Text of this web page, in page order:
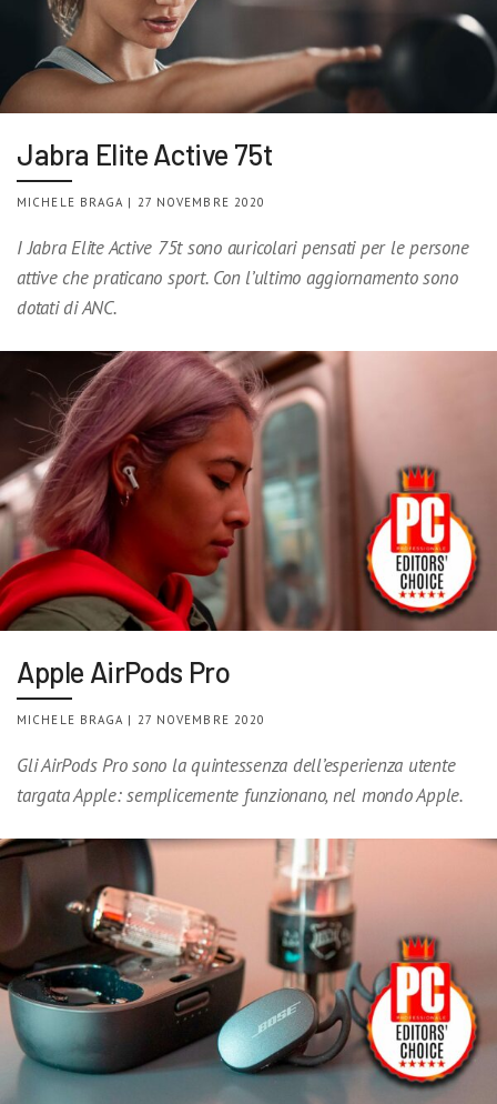
Jabra Elite Active 75t
MICHELE BRAGA | 27 NOVEMBRE 2020
I Jabra Elite Active 75t sono auricolari pensati per le persone
attive che praticano sport. Con l’ultimo aggiornamento sono
dotati di ANC.
Apple AirPods Pro
MICHELE BRAGA | 27 NOVEMBRE 2020
Gli AirPods Pro sono la quintessenza dell’esperienza utente
targata Apple: semplicemente funzionano, nel mondo Apple.